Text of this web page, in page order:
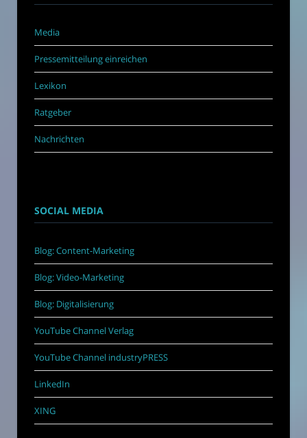
Media
Pressemitteilung einreichen
Lexikon
Ratgeber
Nachrichten
SOCIAL MEDIA
Blog: Content-Marketing
Blog: Video-Marketing
Blog: Digitalisierung
YouTube Channel Verlag
YouTube Channel industryPRESS
LinkedIn
XING